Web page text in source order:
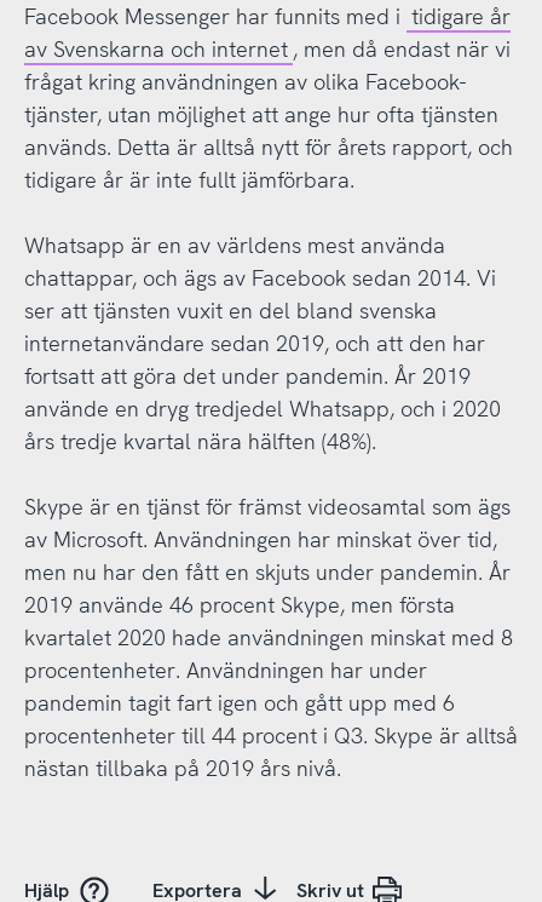
Facebook Messenger har funnits med i tidigare år
av Svenskarna och internet , men då endast när vi
frågat kring användningen av olika Facebook-
tjänster, utan möjlighet att ange hur ofta tjänsten
används. Detta är alltså nytt för årets rapport, och
tidigare år är inte fullt jämförbara.
Whatsapp är en av världens mest använda
chattappar, och ägs av Facebook sedan 2014. Vi
ser att tjänsten vuxit en del bland svenska
internetanvändare sedan 2019, och att den har
fortsatt att göra det under pandemin. År 2019
använde en dryg tredjedel Whatsapp, och i 2020
års tredje kvartal nära hälften (48%).
Skype är en tjänst för främst videosamtal som ägs
av Microsoft. Användningen har minskat över tid,
men nu har den fått en skjuts under pandemin. År
2019 använde 46 procent Skype, men första
kvartalet 2020 hade användningen minskat med 8
procentenheter. Användningen har under
pandemin tagit fart igen och gått upp med 6
procentenheter till 44 procent i Q3. Skype är alltså
nästan tillbaka på 2019 års nivå.
Hjälp Exportera Skriv ut